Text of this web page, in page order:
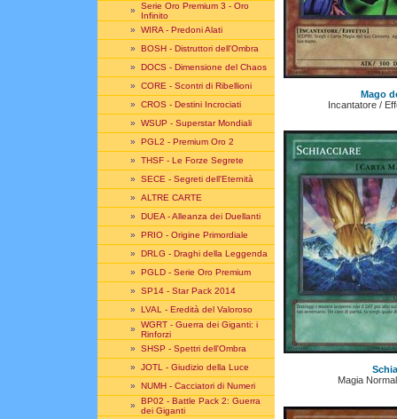
» Serie Oro Premium 3 - Oro
Infinito
» WIRA - Predoni Alati
» BOSH - Distruttori dell'Ombra
» DOCS - Dimensione del Chaos
» CORE - Scontri di Ribellioni
» CROS - Destini Incrociati
» WSUP - Superstar Mondiali
» PGL2 - Premium Oro 2
» THSF - Le Forze Segrete
» SECE - Segreti dell'Eternità
» ALTRE CARTE
» DUEA - Alleanza dei Duellanti
» PRIO - Origine Primordiale
» DRLG - Draghi della Leggenda
» PGLD - Serie Oro Premium
» SP14 - Star Pack 2014
» LVAL - Eredità del Valoroso
» WGRT - Guerra dei Giganti: i
Rinforzi
» SHSP - Spettri dell'Ombra
» JOTL - Giudizio della Luce
» NUMH - Cacciatori di Numeri
» BP02 - Battle Pack 2: Guerra
dei Giganti
Mago
Incantatore /
Magia